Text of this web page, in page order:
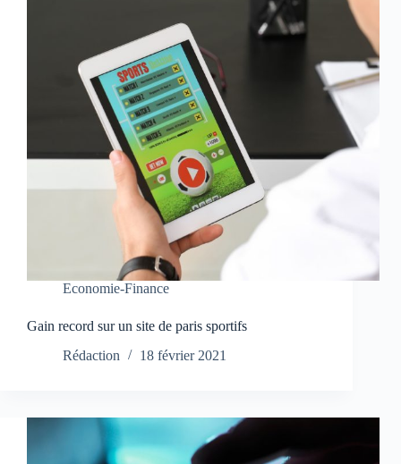
Economie-Finance
Gain record sur un site de paris sportifs
Rédaction
18 février 2021